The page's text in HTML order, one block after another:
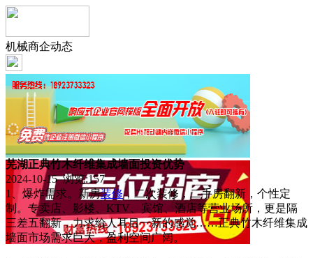
机械商企动态
芜湖正典竹木纤维集成墙面投资优势
2024-10-15 浏览:157
1、爆炸需求。新房装修，二次装修，二手房翻新，个性定
制。专卖店、影楼、KTV、宾馆、酒店等营业场所，更是隔
三差五翻新，力求给人耳目一新的感觉……正典竹木纤维集成
墙面市场需求巨大，盈利空间广阔。